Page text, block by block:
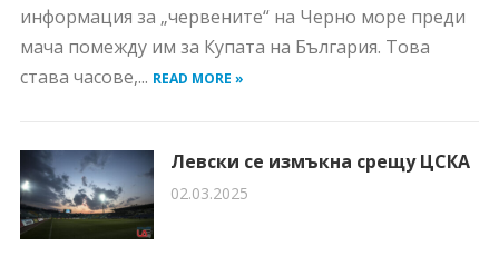
информация за „червените“ на Черно море преди
мача помежду им за Купата на България. Това
става часове,... READ MORE »
Левски се измъкна срещу ЦСКА
02.03.2025